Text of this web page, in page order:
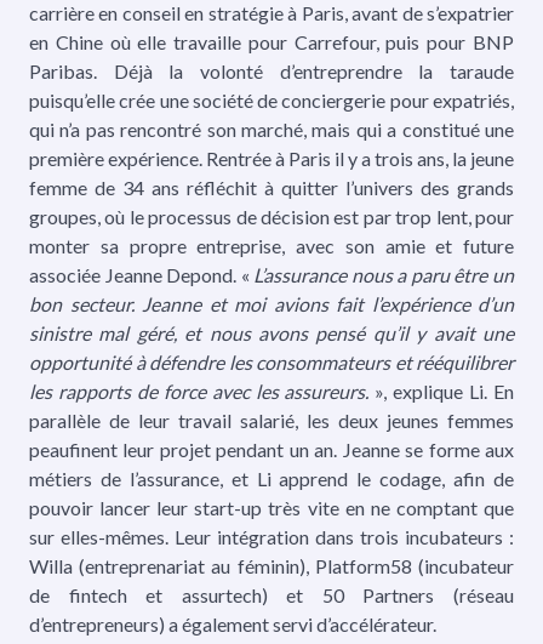
carrière en conseil en stratégie à Paris, avant de s’expatrier
en Chine où elle travaille pour Carrefour, puis pour BNP
Paribas. Déjà la volonté d’entreprendre la taraude
puisqu’elle crée une société de conciergerie pour expatriés,
qui n’a pas rencontré son marché, mais qui a constitué une
première expérience. Rentrée à Paris il y a trois ans, la jeune
femme de 34 ans réfléchit à quitter l’univers des grands
groupes, où le processus de décision est par trop lent, pour
monter sa propre entreprise, avec son amie et future
associée Jeanne Depond. « L’assurance nous a paru être un
bon secteur. Jeanne et moi avions fait l’expérience d’un
sinistre mal géré, et nous avons pensé qu’il y avait une
opportunité à défendre les consommateurs et rééquilibrer
les rapports de force avec les assureurs. », explique Li. En
parallèle de leur travail salarié, les deux jeunes femmes
peaufinent leur projet pendant un an. Jeanne se forme aux
métiers de l’assurance, et Li apprend le codage, afin de
pouvoir lancer leur start-up très vite en ne comptant que
sur elles-mêmes. Leur intégration dans trois incubateurs :
Willa (entreprenariat au féminin), Platform58 (incubateur
de fintech et assurtech) et 50 Partners (réseau
d’entrepreneurs) a également servi d’accélérateur.